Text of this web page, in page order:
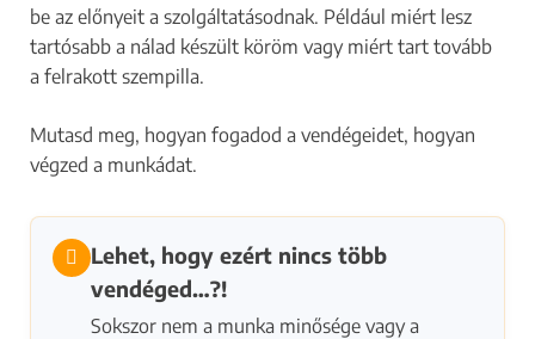
be az előnyeit a szolgáltatásodnak. Például miért lesz
tartósabb a nálad készült köröm vagy miért tart tovább
a felrakott szempilla.
Mutasd meg, hogyan fogadod a vendégeidet, hogyan
végzed a munkádat.
Lehet, hogy ezért nincs több
vendéged…?!
Sokszor nem a munka minősége vagy a